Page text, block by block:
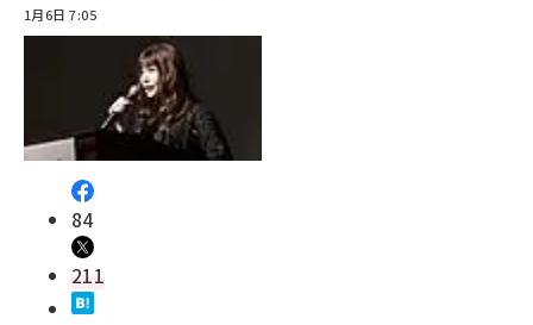
1月6日 7:05
84
211